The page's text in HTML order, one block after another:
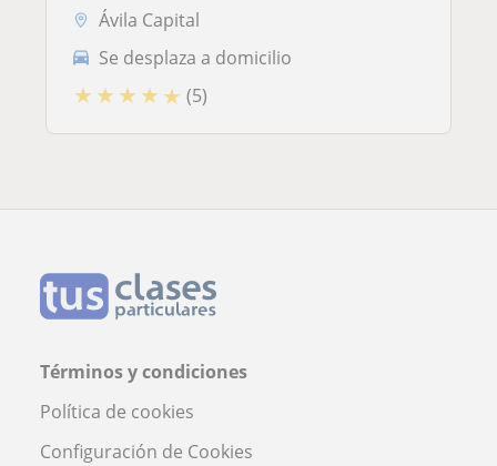
Ávila Capital
Se desplaza a domicilio
★ ★ ★ ★ ★ (5)
Términos y condiciones
Política de cookies
Configuración de Cookies